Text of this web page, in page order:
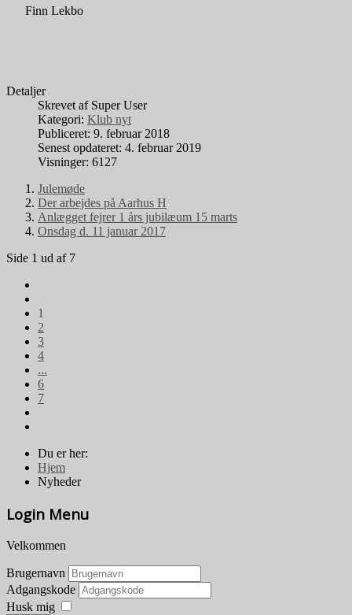
Finn Lekbo
Detaljer
Skrevet af Super User
Kategori: Klub nyt
Publiceret: 9. februar 2018
Senest opdateret: 4. februar 2019
Visninger: 6127
Julemøde
Der arbejdes på Aarhus H
Anlægget fejrer 1 års jubilæum 15 marts
Onsdag d. 11 januar 2017
Side 1 ud af 7
1
2
3
4
...
6
7
Du er her:
Hjem
Nyheder
Login Menu
Velkommen
Brugernavn
Adgangskode
Husk mig